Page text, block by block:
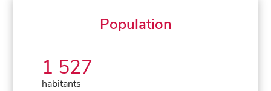
Population
1 527
habitants